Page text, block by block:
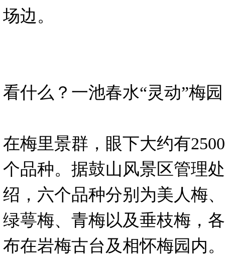
场边。
看什么？一池春水“灵动”梅园
在梅里景群，眼下大约有
个品种。据鼓山风景区管理
绍，六个品种分别为美人梅
绿萼梅、青梅以及垂枝梅，
布在岩梅古台及相怀梅园内。